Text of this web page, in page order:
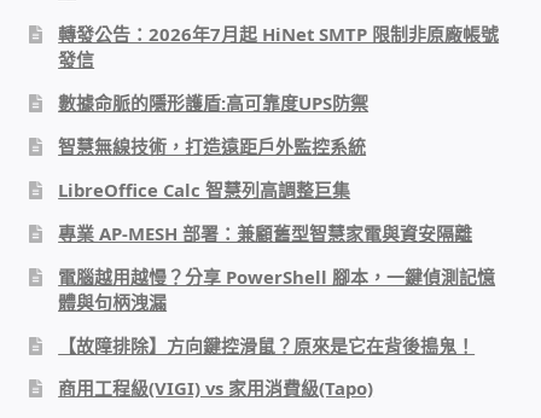
網路 工具 軟體 手冊
監視器安裝維修
監視器租賃方案
防盜保全-安防設備
轉發公告：2026年7月起 HiNet SMTP 限制非原廠帳號
發信
數據命脈的隱形護盾:高可靠度UPS防禦
智慧無線技術，打造遠距戶外監控系統
LibreOffice Calc 智慧列高調整巨集
專業 AP-MESH 部署：兼顧舊型智慧家電與資安隔離
電腦越用越慢？分享 PowerShell 腳本，一鍵偵測記憶
體與句柄洩漏
【故障排除】方向鍵控滑鼠？原來是它在背後搗鬼！
商用工程級(VIGI) vs 家用消費級(Tapo)